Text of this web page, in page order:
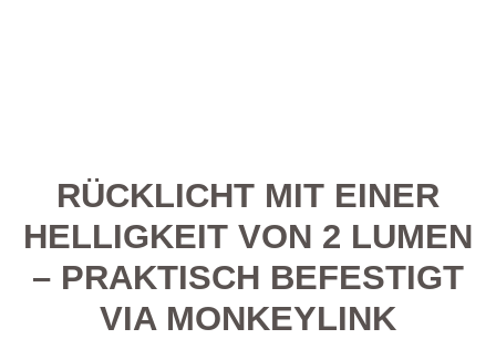
RÜCKLICHT MIT EINER
HELLIGKEIT VON 2 LUMEN
– PRAKTISCH BEFESTIGT
VIA MONKEYLINK